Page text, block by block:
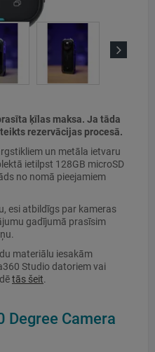
ķīlas maksa. Ja tāda
rezervācijas procesā.
un metāla ietvaru
ietilpst 128GB microSD
no nomā pieejamiem
esi atbildīgs par kameras
gadījumā prasīsim
materiālu iesakām
Studio datoriem vai
tās šeit.
Degree Camera